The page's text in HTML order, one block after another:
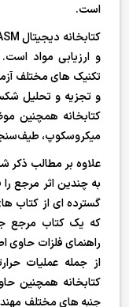
است.
و ارزیابی مواد
تکنیک های مختلف
و تجزیه و تحلیل
کتابخانه همچنین
میکروسکوپ،
به چندین اثر مرجع
گسترده ای از کتاب
که یک کتاب مرجع
راهنمای فلزات حاوی
از جمله عملیات
کتابخانه همچنین
جنبه های مختلف